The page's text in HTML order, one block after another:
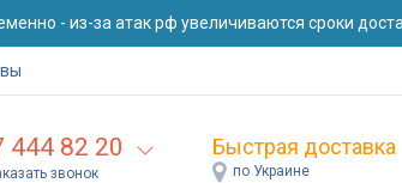
- из-за атак рф увеличиваются сроки
444 82 20
звонок
Быстрая доставка
по Украине